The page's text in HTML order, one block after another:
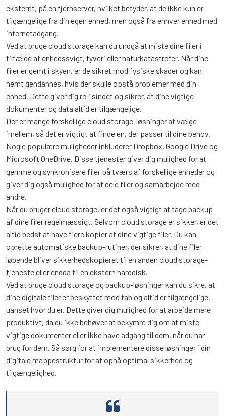
eksternt, på en fjernserver, hvilket betyder, at de ikke kun er
tilgængelige fra din egen enhed, men også fra enhver enhed med
internetadgang.
Ved at bruge cloud storage kan du undgå at miste dine filer i
tilfælde af enhedssvigt, tyveri eller naturkatastrofer. Når dine
filer er gemt i skyen, er de sikret mod fysiske skader og kan
nemt gendannes, hvis der skulle opstå problemer med din
enhed. Dette giver dig ro i sindet og sikrer, at dine vigtige
dokumenter og data altid er tilgængelige.
Der er mange forskellige cloud storage-løsninger at vælge
imellem, så det er vigtigt at finde en, der passer til dine behov.
Nogle populære muligheder inkluderer Dropbox, Google Drive og
Microsoft OneDrive. Disse tjenester giver dig mulighed for at
gemme og synkronisere filer på tværs af forskellige enheder og
giver dig også mulighed for at dele filer og samarbejde med
andre.
Når du bruger cloud storage, er det også vigtigt at tage backup
af dine filer regelmæssigt. Selvom cloud storage er sikker, er det
altid bedst at have flere kopier af dine vigtige filer. Du kan
oprette automatiske backup-rutiner, der sikrer, at dine filer
løbende bliver sikkerhedskopieret til en anden cloud storage-
tjeneste eller endda til en ekstern harddisk.
Ved at bruge cloud storage og backup-løsninger kan du sikre, at
dine digitale filer er beskyttet mod tab og altid er tilgængelige,
uanset hvor du er. Dette giver dig mulighed for at arbejde mere
produktivt, da du ikke behøver at bekymre dig om at miste
vigtige dokumenter eller ikke have adgang til dem, når du har
brug for dem. Så sørg for at implementere disse løsninger i din
digitale mappestruktur for at opnå optimal sikkerhed og
tilgængelighed.